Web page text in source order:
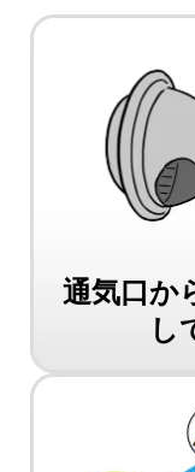
通気口か
し